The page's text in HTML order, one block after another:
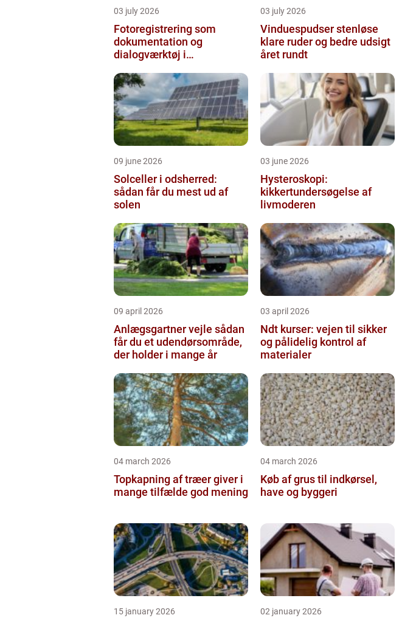
03 july 2026
Fotoregistrering som
dokumentation og
dialogværktøj i
03 july 2026
Vinduespudser stenløse
klare ruder og bedre udsigt
året rundt
09 june 2026
Solceller i odsherred:
sådan får du mest ud af
solen
03 june 2026
Hysteroskopi:
kikkertundersøgelse af
livmoderen
09 april 2026
Anlægsgartner vejle sådan
får du et udendørsområde,
der holder i mange år
03 april 2026
Ndt kurser: vejen til sikker
og pålidelig kontrol af
materialer
04 march 2026
Topkapning af træer giver i
mange tilfælde god mening
04 march 2026
Køb af grus til indkørsel,
have og byggeri
15 january 2026 02 january 2026